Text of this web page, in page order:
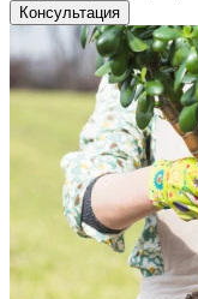
Консультация